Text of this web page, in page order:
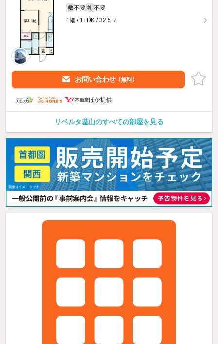
敷 不要 礼 不要
1階 / 1LDK / 32.5㎡
お問い合わせ （無料）
ほか提供
リベルタ基山のすべての部屋を見る